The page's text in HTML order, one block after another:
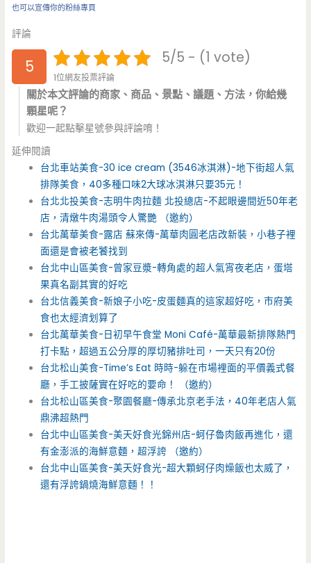
也可以宣傳你的粉絲專頁
評論
5 5/5 - (1 vote)
1位網友投票評論
關於本文評論的商家、商品、景點、議題、方法，你給幾
顆星呢？
歡迎一起點擊星號參與評論唷！
延伸閱讀
台北車站美食-30 ice cream (3546冰淇淋)-地下街超人氣
排隊美食，40多種口味2大球冰淇淋只要35元！
台北北投美食-志明牛肉拉麵 北投總店-不起眼邊間近50年老
店，清燉牛肉湯頭令人驚艷 （邀約）
台北萬華美食-露店 蘇來傳-萬華肉圓老店改新裝，小巷子裡
面還是會被老饕找到
台北中山區美食-曾家豆漿-轉角處的超人氣宵夜老店，蛋塔
果真名副其實的好吃
台北信義美食-新娘子小吃-皮蛋麵真的這家超好吃，市府美
食也太經濟划算了
台北萬華美食-日初早午食堂 Moni Café-萬華最新排隊熱門
打卡點，超過五公分厚的厚切豬排吐司，一天只有20份
台北松山美食-Time’s Eat 時時-躲在市場裡面的平價義式餐
廳，手工披薩實在好吃的要命！ （邀約）
台北松山區美食-聚園餐廳-傳承北京老手法，40年老店人氣
鼎沸超熱門
台北中山區美食-美天好食光錦州店-蚵仔魯肉飯再進化，還
有金澎派的海鮮意麵，超浮誇 （邀約）
台北中山區美食-美天好食光-超大顆蚵仔肉燥飯也太威了，
還有浮誇鍋燒海鮮意麵！！